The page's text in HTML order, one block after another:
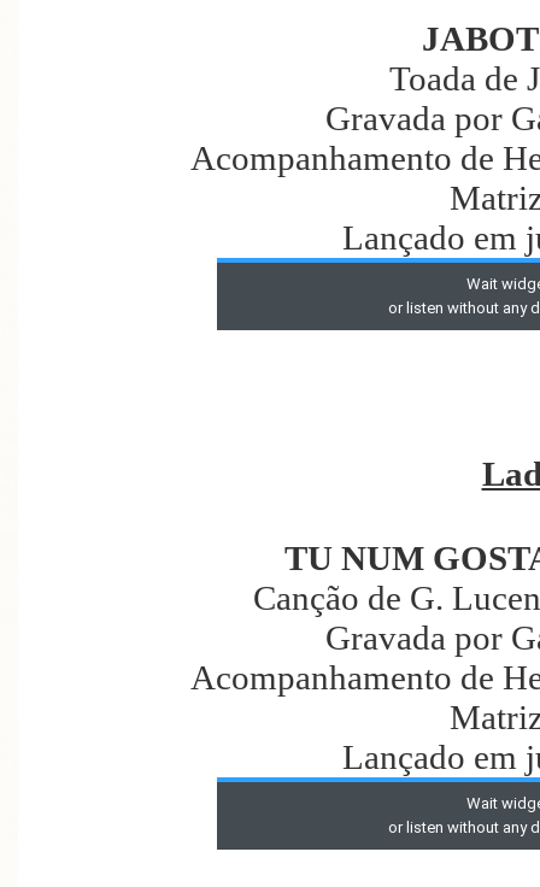
Toada de
Gravada por
Acompanhamento de
Lançado em
TU NUM
Canção de G.
Gravada por
Acompanhamento de
Lançado em